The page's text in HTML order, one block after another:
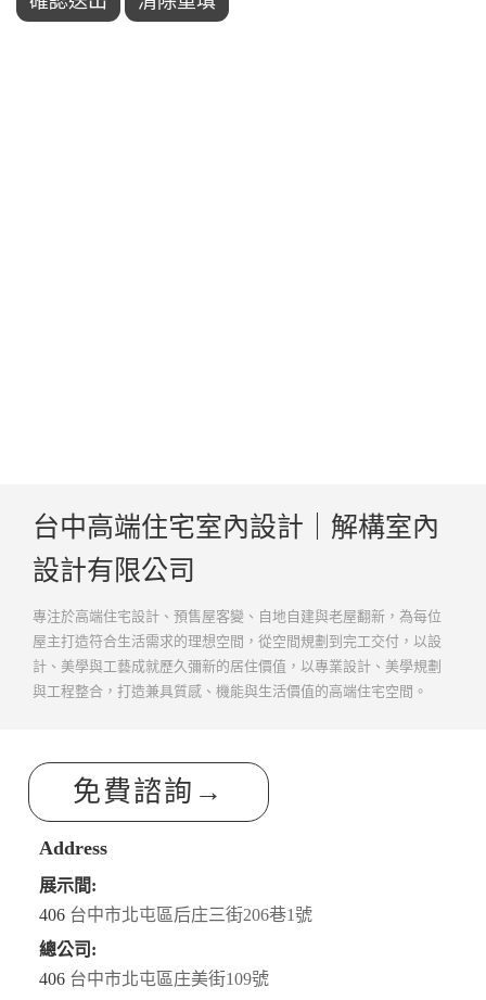
台中高端住宅室內設計｜解構室內
設計有限公司
專注於高端住宅設計、預售屋客變、自地自建與老屋翻新，為每位
屋主打造符合生活需求的理想空間，從空間規劃到完工交付，以設
計、美學與工藝成就歷久彌新的居住價值，以專業設計、美學規劃
與工程整合，打造兼具質感、機能與生活價值的高端住宅空間。
免費諮詢→
Address
展示間:
406 台中市北屯區后庄三街206巷1號
總公司:
406 台中市北屯區庄美街109號